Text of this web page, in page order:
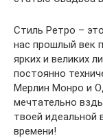
Стиль Ретро –
нас прошлый век
ярких и великих
постоянно
Мерлин Монро и
мечтательно
твоей идеальной
времени!